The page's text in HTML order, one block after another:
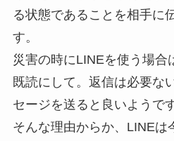
る状態であることを相手に
す。
災害の時にLINEを使う場合
既読にして。返信は必要な
セージを送ると良いようです
そんな理由からか、LINEは